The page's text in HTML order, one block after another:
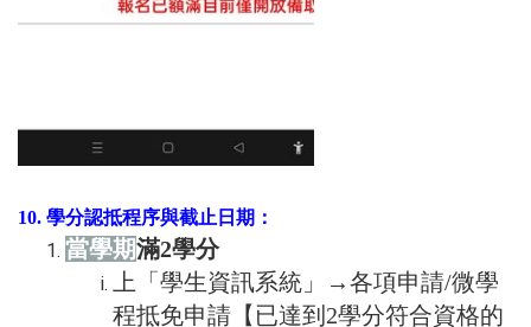
10. 學分認抵程序與截止日期：
當學期滿2學分
上「學生資訊系統」→各項申請/微學
程抵免申請【已達到2學分符合資格的